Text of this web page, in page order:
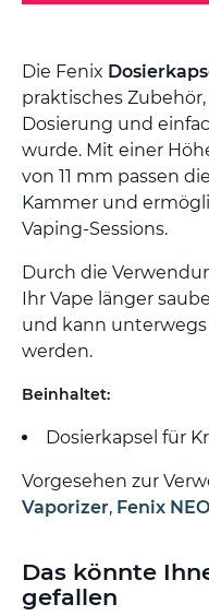
Die Fenix
praktisches
Dosierung und
wurde. Mit einer
von 11 mm passen
Kammer und
Vaping-Sessions.
Durch die
Ihr Vape länger
und kann
werden.
Beinhaltet:
Dosierkapsel für
Vorgesehen zur
Vaporizer, Fenix NEO
Das könnte
gefallen